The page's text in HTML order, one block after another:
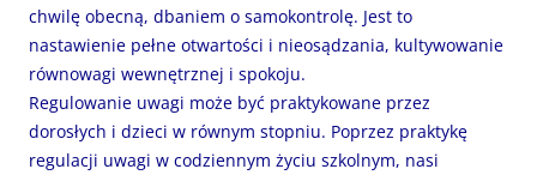
chwilę obecną, dbaniem o samokontrolę. Jest to
nastawienie pełne otwartości i nieosądzania, kultywowanie
równowagi wewnętrznej i spokoju.
Regulowanie uwagi może być praktykowane przez
dorosłych i dzieci w równym stopniu. Poprzez praktykę
regulacji uwagi w codziennym życiu szkolnym, nasi